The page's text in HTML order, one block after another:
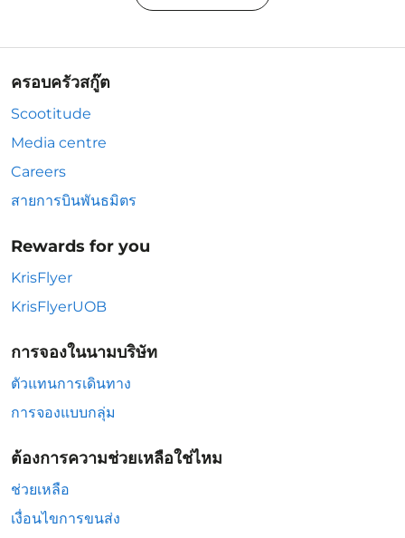
ครอบครัวสกู๊ต
Scootitude
Media centre
Careers
สายการบินพันธมิตร
Rewards for you
KrisFlyer
KrisFlyerUOB
การจองในนามบริษัท
ตัวแทนการเดินทาง
การจองแบบกลุ่ม
ต้องการความช่วยเหลือใช่ไหม
ช่วยเหลือ
เงื่อนไขการขนส่ง